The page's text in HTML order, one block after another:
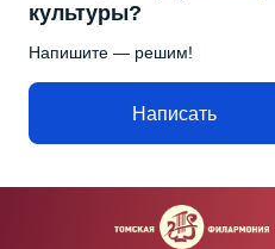
культуры?
Напишите — решим!
Написать